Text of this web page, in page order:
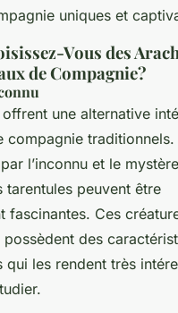
uniques et
Vous des
de Compagnie?
une alternative
compagnie traditionnels.
l’inconnu et le
tarentules peuvent être
fascinantes. Ces
des
les rendent très